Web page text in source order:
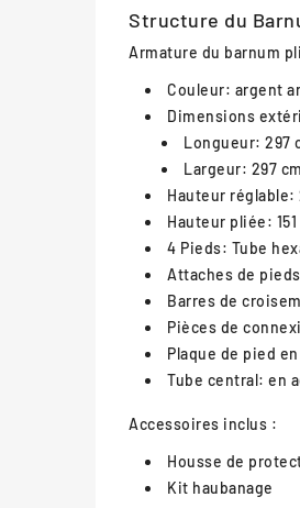
Structure du
Armature du barnum
Couleur: argent
Dimensions
Longueur: 297
Largeur: 297 cm
Hauteur réglable:
Hauteur pliée: 151
4 Pieds: Tube
Attaches de
Barres de
Pièces de
Plaque de pied
Tube central: en
Accessoires inclus :
Housse de
Kit haubanage